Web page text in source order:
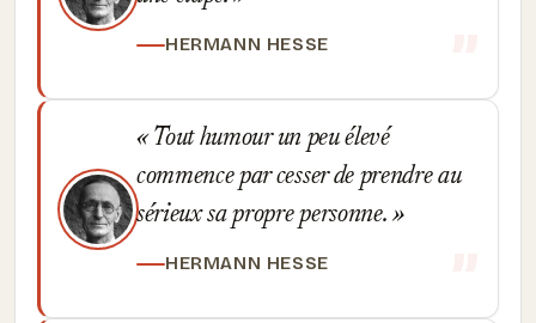
HERMANN HESSE
Tout humour un peu élevé
commence par cesser de prendre au
sérieux sa propre personne.
HERMANN HESSE